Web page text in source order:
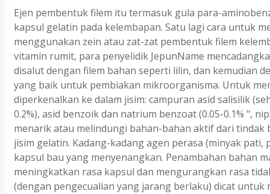
Ejen pembentuk filem itu termasuk gula para-
kapsul gelatin pada kelembapan. Satu lagi cara untuk
menggunakan zein atau zat-zat pembentuk filem
vitamin rumit, para penyelidik JepunName
disalut dengan filem bahan seperti lilin, dan kemudian
yang baik untuk pembiakan mikroorganisma. Untuk
diperkenalkan ke dalam jisim: campuran asid salisilik
0.2%), asid benzoik dan natrium benzoat (0.05-0.1% ",
menarik atau melindungi bahan-bahan aktif dari
jisim gelatin. Kadang-kadang agen perasa (minyak
kapsul bau yang menyenangkan. Penambahan bahan
meningkatkan rasa kapsul dan mengurangkan rasa
(dengan pengecualian yang jarang berlaku) dicat